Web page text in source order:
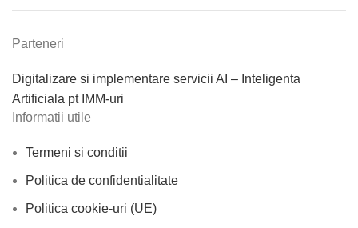
Parteneri
Digitalizare si implementare servicii AI – Inteligenta
Artificiala pt IMM-uri
Informatii utile
Termeni si conditii
Politica de confidentialitate
Politica cookie-uri (UE)